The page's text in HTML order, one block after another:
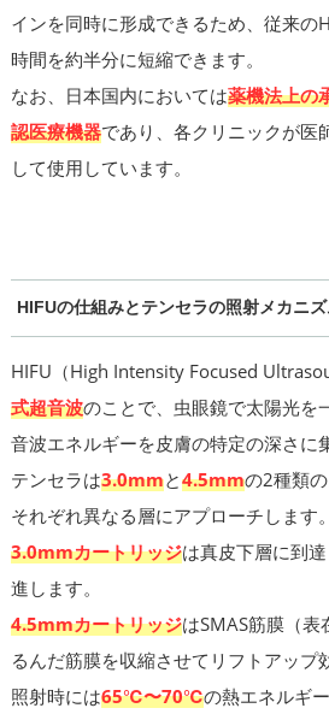
インを同時に形成できるため、従来の
時間を約半分に短縮できます。
なお、日本国内においては薬機法上の
認医療機器であり、各クリニックが医
して使用しています。
HIFUの仕組みとテンセラの照射メカニズ
HIFU（High Intensity Focused
式超音波のことで、虫眼鏡で太陽光を
音波エネルギーを皮膚の特定の深さに
テンセラは3.0mmと4.5mmの2種類
それぞれ異なる層にアプローチします。
3.0mmカートリッジは真皮下層に到
進します。
4.5mmカートリッジはSMAS筋膜（表
るんだ筋膜を収縮させてリフトアップ
照射時には65℃〜70℃の熱エネルギ